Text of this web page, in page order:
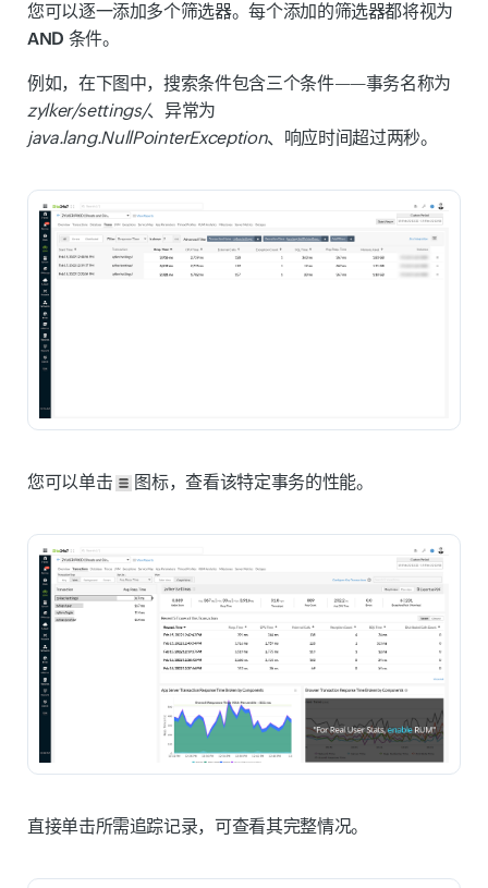
您可以逐一添加多个筛选器。每个添加的筛选器都将视为
AND 条件。
例如，在下图中，搜索条件包含三个条件——事务名称为
zylker/settings/、异常为
java.lang.NullPointerException、响应时间超过两秒。
您可以单击 图标，查看该特定事务的性能。
直接单击所需追踪记录，可查看其完整情况。